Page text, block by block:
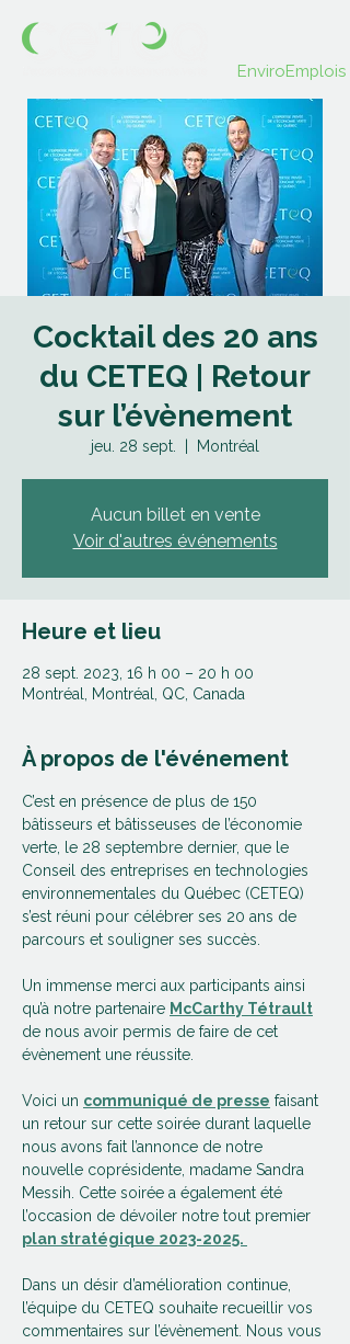
EnviroEmplois
Cocktail des 20 ans
du CETEQ | Retour
sur l’évènement
jeu. 28 sept. Montréal
Aucun billet en vente
Voir d'autres événements
Heure et lieu
28 sept. 2023, 16 h 00 – 20 h 00
Montréal, Montréal, QC, Canada
À propos de l'événement
C’est en présence de plus de 150
bâtisseurs et bâtisseuses de l’économie
verte, le 28 septembre dernier, que le
Conseil des entreprises en technologies
environnementales du Québec (CETEQ)
s’est réuni pour célébrer ses 20 ans de
parcours et souligner ses succès.
Un immense merci aux participants ainsi
qu’à notre partenaire McCarthy Tétrault
de nous avoir permis de faire de cet
évènement une réussite.
Voici un communiqué de presse faisant
un retour sur cette soirée durant laquelle
nous avons fait l’annonce de notre
nouvelle coprésidente, madame Sandra
Messih. Cette soirée a également été
l’occasion de dévoiler notre tout premier
plan stratégique 2023-2025.
Dans un désir d’amélioration continue,
l’équipe du CETEQ souhaite recueillir vos
commentaires sur l’évènement. Nous vous